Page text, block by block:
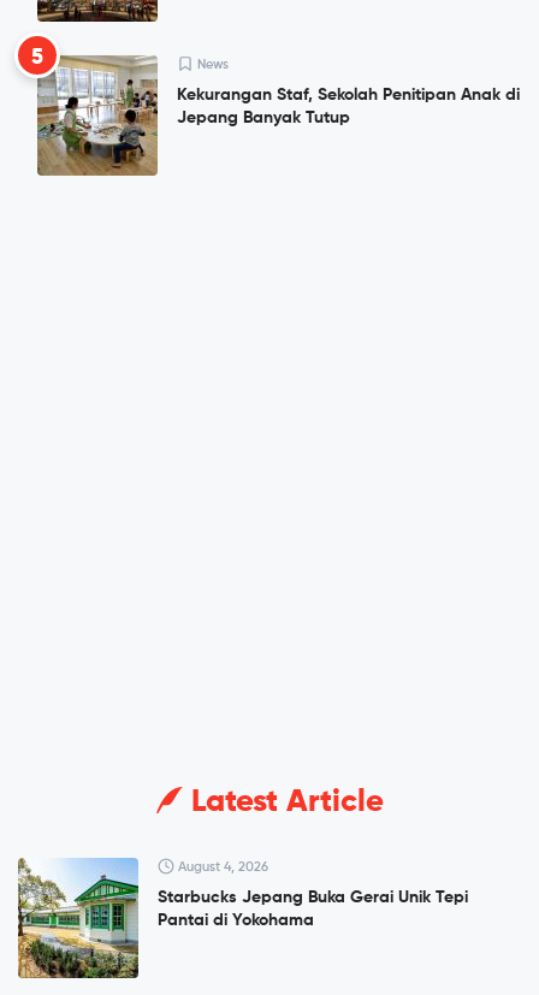
5 News
Kekurangan Staf, Sekolah Penitipan Anak di
Jepang Banyak Tutup
Latest Article
August 4, 2026
Starbucks Jepang Buka Gerai Unik Tepi
Pantai di Yokohama